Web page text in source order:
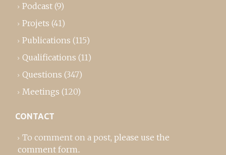
Podcast (9)
Projets (41)
Publications (115)
Qualifications (11)
Questions (347)
Meetings (120)
CONTACT
To comment on a post, please use the
comment form..